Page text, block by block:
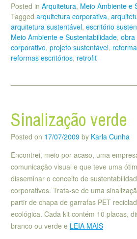
Posted in Arquitetura, Meio Ambiente e
Tagged arquitetura corporativa,
arquitetura sustentável, escritório
Meio Ambiente e Sustentabilidade, obra
corporativo, projeto sustentável,
reformas escritórios, retrofit
Sinalização verde
Posted on 17/07/2009 by Karla Cunha
Encontrei, meio por acaso, uma
comunicação visual e que teve uma
disseminar o conceito de
corporativos. Trata-se de uma
partir de chapa de garrafas PET
ecológica. Cada kit contém 10 placas,
branco ou verde e LEIA MAIS